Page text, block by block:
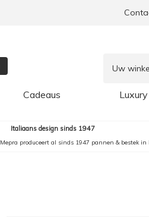
Uw
Cadeaus Luxury
Italiaans design sinds 1947
Mepra produceert al sinds 1947 pannen & bestek